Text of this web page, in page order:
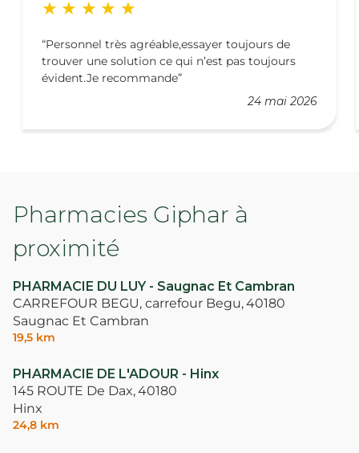
24 mai 2026
Personnel très agréable,essayer toujours de
trouver une solution ce qui n’est pas toujours
évident.Je recommande
Pharmacies Giphar à
proximité
PHARMACIE DU LUY - Saugnac Et Cambran
CARREFOUR BEGU, carrefour Begu,40180
Saugnac Et Cambran
19,5 km
PHARMACIE DE L'ADOUR - Hinx
145 ROUTE De Dax,40180
Hinx
24,8 km